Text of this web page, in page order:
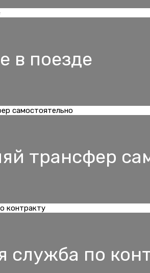
в поезде
трансфер
служба по